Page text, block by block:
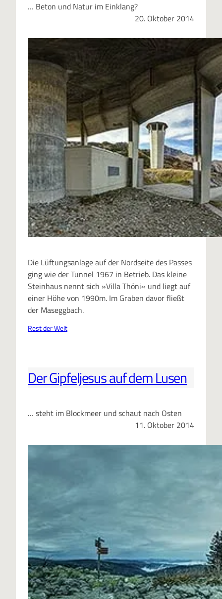
… Beton und Natur im Einklang?
20. Oktober 2014
Die Lüftungsanlage auf der Nordseite des Passes
ging wie der Tunnel 1967 in Betrieb. Das kleine
Steinhaus nennt sich »Villa Thöni« und liegt auf
einer Höhe von 1990m. Im Graben davor fließt
der Maseggbach.
Rest der Welt
Der Gipfeljesus auf dem Lusen
… steht im Blockmeer und schaut nach Osten
11. Oktober 2014